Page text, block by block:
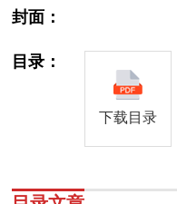
封面：
目录：
下载目录